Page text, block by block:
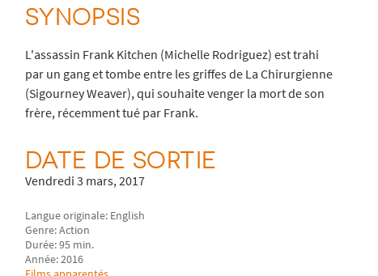
SYNOPSIS
L'assassin Frank Kitchen (Michelle Rodriguez) est trahi
par un gang et tombe entre les griffes de La Chirurgienne
(Sigourney Weaver), qui souhaite venger la mort de son
frère, récemment tué par Frank.
DATE DE SORTIE
Vendredi 3 mars, 2017
Langue originale: English
Genre: Action
Durée: 95 min.
Année: 2016